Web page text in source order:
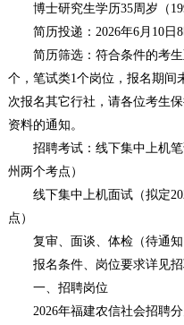
博士研究生学历35周岁（
简历投递：2026年6月10日8
简历筛选：符合条件的考生
个，笔试类1个岗位，报名期间
次报名其它行社，请各位考生
资料的通知。
招聘考试：线下集中上机笔
州两个考点）
线下集中上机面试（拟定
点）
复审、面谈、体检（待通知
报名条件、岗位要求详见招
一、招聘岗位
2026年福建农信社会招聘分